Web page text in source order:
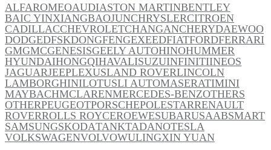
ALFAROMEOAUDIASTON MARTINBENTLEY
BAIC YINXIANGBAOJUNCHRYSLERCITROEN
CADILLACCHEVROLETCHANGANCHERYDAEWOO
DODGEDFSKDONGFENGEXEEDFIATFORDFERRARI
GMGMCGENESISGEELY AUTOHINOHUMMER
HYUNDAIHONGQIHAVALISUZUINFINITIINEOS
JAGUARJEEPLEXUSLAND ROVERLINCOLN
LAMBORGHINILOTUSLI AUTOMASERATIMINI
MAYBACHMCLARENMERCEDES-BENZOTHERS
OTHERPEUGEOTPORSCHEPOLESTARRENAULT
ROVERROLLS ROYCEROEWESUBARUSAABSMART
SAMSUNGSKODATANKTADANOTESLA
VOLKSWAGENVOLVOWULINGXIN YUAN